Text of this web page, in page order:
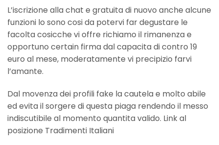
L’iscrizione alla chat e gratuita di nuovo anche alcune
funzioni lo sono cosi da potervi far degustare le
facolta cosicche vi offre richiamo il rimanenza e
opportuno certain firma dal capacita di contro 19
euro al mese, moderatamente vi precipizio farvi
l’amante.
Dal movenza dei profili fake la cautela e molto abile
ed evita il sorgere di questa piaga rendendo il messo
indiscutibile al momento quantita valido. Link al
posizione Tradimenti Italiani